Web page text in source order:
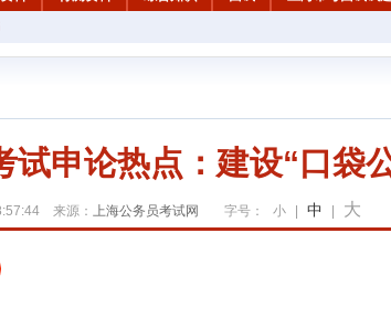
试申论热点：建设“口袋
来源： 上海公务员考试网 字号： 小 中 大